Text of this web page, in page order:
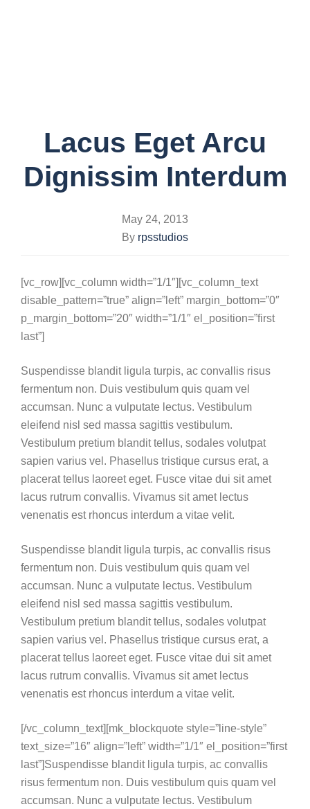
Lacus Eget Arcu
Dignissim Interdum
May 24, 2013
By rpsstudios
[vc_row][vc_column width=”1/1″][vc_column_text
disable_pattern=”true” align=”left” margin_bottom=”0″
p_margin_bottom=”20″ width=”1/1″ el_position=”first
last”]
Suspendisse blandit ligula turpis, ac convallis risus
fermentum non. Duis vestibulum quis quam vel
accumsan. Nunc a vulputate lectus. Vestibulum
eleifend nisl sed massa sagittis vestibulum.
Vestibulum pretium blandit tellus, sodales volutpat
sapien varius vel. Phasellus tristique cursus erat, a
placerat tellus laoreet eget. Fusce vitae dui sit amet
lacus rutrum convallis. Vivamus sit amet lectus
venenatis est rhoncus interdum a vitae velit.
Suspendisse blandit ligula turpis, ac convallis risus
fermentum non. Duis vestibulum quis quam vel
accumsan. Nunc a vulputate lectus. Vestibulum
eleifend nisl sed massa sagittis vestibulum.
Vestibulum pretium blandit tellus, sodales volutpat
sapien varius vel. Phasellus tristique cursus erat, a
placerat tellus laoreet eget. Fusce vitae dui sit amet
lacus rutrum convallis. Vivamus sit amet lectus
venenatis est rhoncus interdum a vitae velit.
[/vc_column_text][mk_blockquote style=”line-style”
text_size=”16″ align=”left” width=”1/1″ el_position=”first
last”]Suspendisse blandit ligula turpis, ac convallis
risus fermentum non. Duis vestibulum quis quam vel
accumsan. Nunc a vulputate lectus. Vestibulum